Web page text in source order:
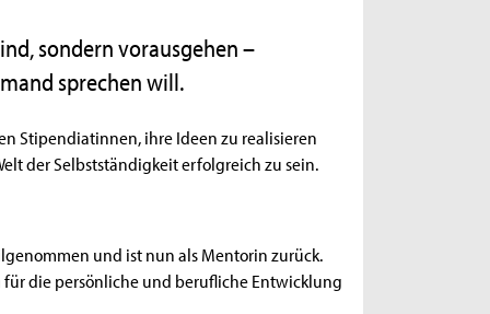
sondern vorausgehen –
sprechen will.
Stipendiatinnen, ihre Ideen zu realisieren
der Selbstständigkeit erfolgreich zu sein.
und ist nun als Mentorin zurück.
die persönliche und berufliche Entwicklung